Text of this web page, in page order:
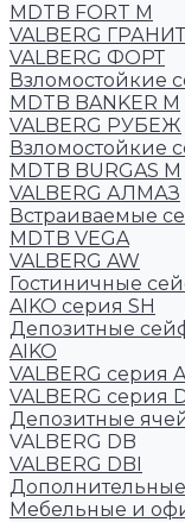
MDTB FORT M
VALBERG
VALBERG ФОРТ
Взломостойкие
MDTB BANKER M
VALBERG РУБЕЖ
Взломостойкие
MDTB BURGAS M
VALBERG АЛМАЗ
Встраиваемые
MDTB VEGA
VALBERG AW
Гостиничные
AIKO серия SH
Депозитные
AIKO
VALBERG серия
VALBERG серия
Депозитные
VALBERG DB
VALBERG DBI
Мебельные и